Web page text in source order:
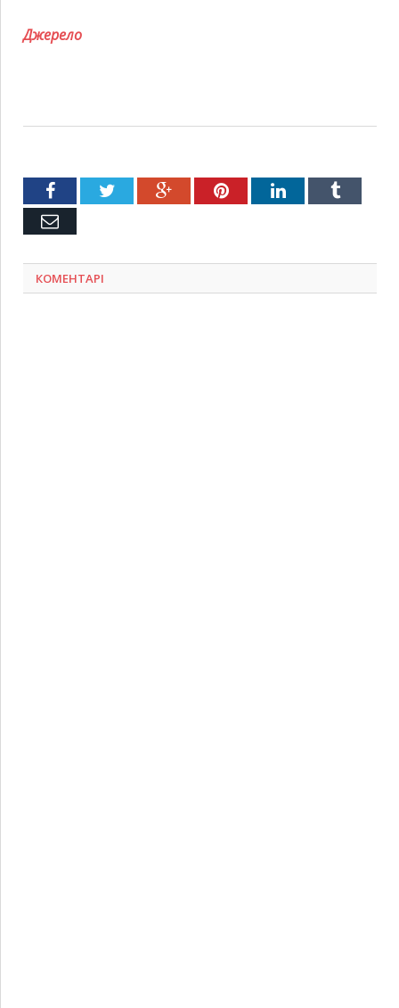
Джерело
FacebookTwitter Google+PinterestLinkedInTumblr
Емейл
КОМЕНТАРІ